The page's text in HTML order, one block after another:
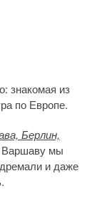
знакомая из
по Европе.
Берлин,
Варшаву мы
и даже